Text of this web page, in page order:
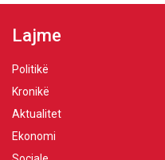
Lajme
Politikë
Kronikë
Aktualitet
Ekonomi